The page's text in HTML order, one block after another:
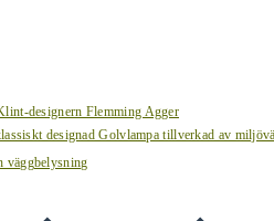
designern Flemming Agger
designad Golvlampa tillverkad av
väggbelysning